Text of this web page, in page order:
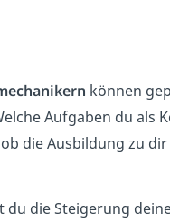
können
Aufgaben du als
die Ausbildung zu
du die Steigerung